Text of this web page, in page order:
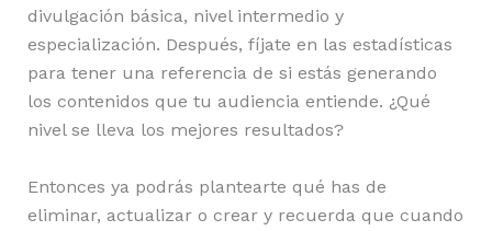
divulgación básica, nivel intermedio y
especialización. Después, fíjate en las estadísticas
para tener una referencia de si estás generando
los contenidos que tu audiencia entiende. ¿Qué
nivel se lleva los mejores resultados?
Entonces ya podrás plantearte qué has de
eliminar, actualizar o crear y recuerda que cuando